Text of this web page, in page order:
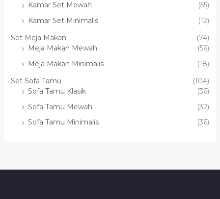
Kamar Set Mewah
(55)
Kamar Set Minimalis
(12)
Set Meja Makan
(74)
Meja Makan Mewah
(56)
Meja Makan Minimalis
(18)
Set Sofa Tamu
(104)
Sofa Tamu Klasik
(36)
Sofa Tamu Mewah
(32)
Sofa Tamu Minimalis
(36)